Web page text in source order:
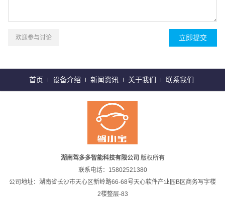
欢迎参与讨论
首页 设备介绍 新闻资讯 关于我们 联系我们
湖南驾多多智能科技有限公司 版权所有
联系电话：15802521380
公司地址：湖南省长沙市天心区新岭路66-68号天心软件产业园B区商务写字楼
2楼整层-83